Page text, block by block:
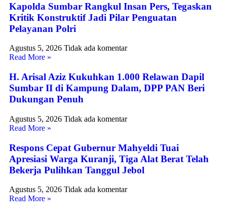
Kapolda Sumbar Rangkul Insan Pers, Tegaskan
Kritik Konstruktif Jadi Pilar Penguatan
Pelayanan Polri
Agustus 5, 2026 Tidak ada komentar
Read More »
H. Arisal Aziz Kukuhkan 1.000 Relawan Dapil
Sumbar II di Kampung Dalam, DPP PAN Beri
Dukungan Penuh
Agustus 5, 2026 Tidak ada komentar
Read More »
Respons Cepat Gubernur Mahyeldi Tuai
Apresiasi Warga Kuranji, Tiga Alat Berat Telah
Bekerja Pulihkan Tanggul Jebol
Agustus 5, 2026 Tidak ada komentar
Read More »